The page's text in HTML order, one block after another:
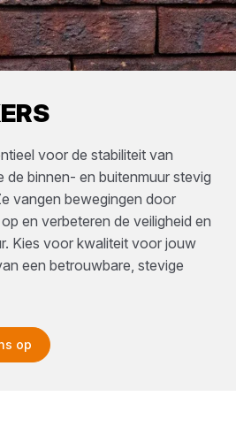
voor de stabiliteit van
de binnen- en buitenmuur stevig
vangen bewegingen door
en verbeteren de veiligheid en
Kies voor kwaliteit voor jouw
een betrouwbare, stevige
op